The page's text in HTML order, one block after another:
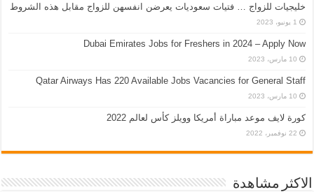
خليجيات للزواج … فتيات سعوديات يعرضن انفسهن للزواج مقابل هذه الشروط
1 يونيو، 2023
Dubai Emirates Jobs for Freshers in 2024 – Apply Now
10 مارس، 2023
Qatar Airways Has 220 Available Jobs Vacancies for General Staff
10 مارس، 2023
كورة لايف موعد مباراة أمريكا وويلز كأس لعالم 2022
22 نوفمبر، 2022
الاكثر مشاهدة